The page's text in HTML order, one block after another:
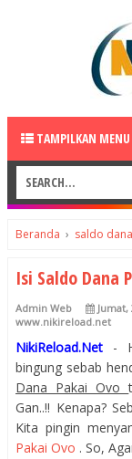
TAMPILKAN MENU
Beranda › saldo dana
Isi Saldo Dana
Admin Web
www.nikireload.net
NikiReload.Net -
bingung sebab
Dana Pakai Ovo
Gan..!! Kenapa?
Kita pingin
Pakai Ovo . So,